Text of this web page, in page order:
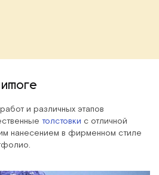
и различных этапов
толстовки с отличной
нанесением в фирменном стиле